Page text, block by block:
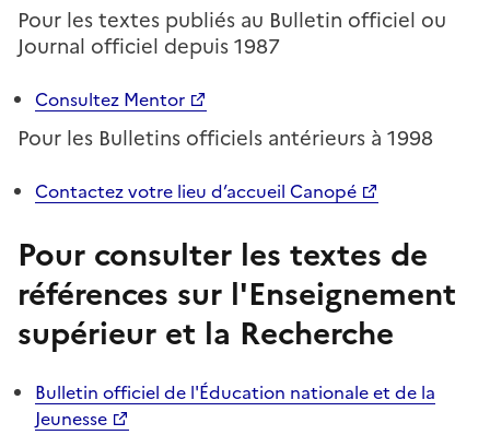
Pour les textes publiés au Bulletin officiel ou
Journal officiel depuis 1987
Consultez Mentor
Pour les Bulletins officiels antérieurs à 1998
Contactez votre lieu d’accueil Canopé
Pour consulter les textes de
références sur l'Enseignement
supérieur et la Recherche
Bulletin officiel de l'Éducation nationale et de la
Jeunesse